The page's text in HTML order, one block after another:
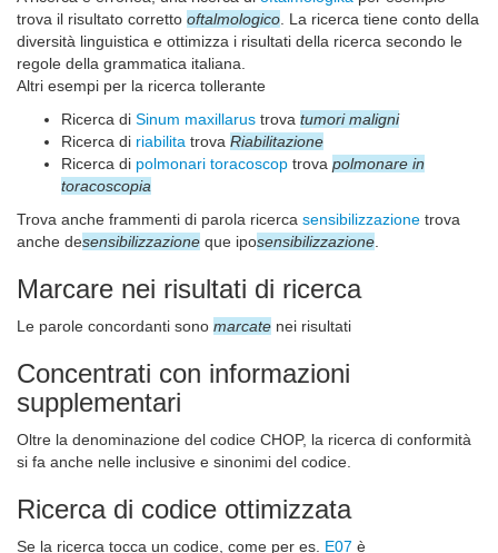
trova il risultato corretto oftalmologico . La ricerca tiene conto della
diversità linguistica e ottimizza i risultati della ricerca secondo le
regole della grammatica italiana.
Altri esempi per la ricerca tollerante
Ricerca di Sinum maxillarus trova tumori maligni
Ricerca di riabilita trova Riabilitazione
Ricerca di polmonari toracoscop trova polmonare in
toracoscopia
Trova anche frammenti di parola ricerca sensibilizzazione trova
anche desensibilizzazione que iposensibilizzazione
Marcare nei risultati di ricerca
Le parole concordanti sono marcate nei risultati
Concentrati con informazioni
supplementari
Oltre la denominazione del codice CHOP, la ricerca di conformità
si fa anche nelle inclusive e sinonimi del codice.
Ricerca di codice ottimizzata
Se la ricerca tocca un codice, come per es. E07 è